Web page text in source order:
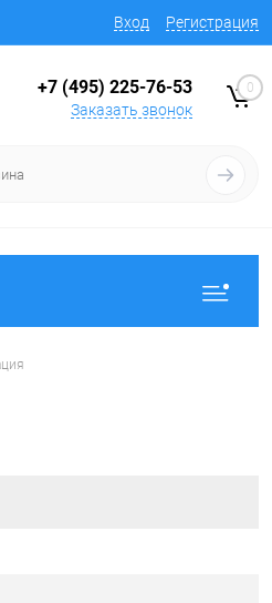
Вход Регистрация
+7 (495) 225-76-53
Заказать звонок
0